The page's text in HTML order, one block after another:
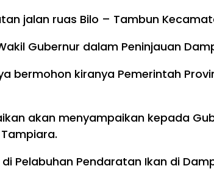
jalan ruas Bilo – Tambun
Gubernur dalam Peninjauan
bermohon kiranya Pemerintah
akan menyampaikan kepada
Pelabuhan Pendaratan Ikan di